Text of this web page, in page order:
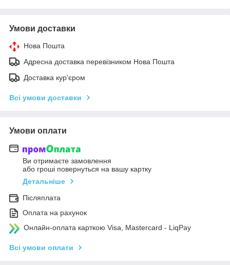
Умови доставки
Нова Пошта
Адресна доставка перевізником Нова Пошта
Доставка кур'єром
Всі умови доставки
Умови оплати
Ви отримаєте замовлення
або гроші повернуться на вашу картку
Детальніше
Післяплата
Оплата на рахунок
Онлайн-оплата карткою Visa, Mastercard - LiqPay
Всі умови оплати